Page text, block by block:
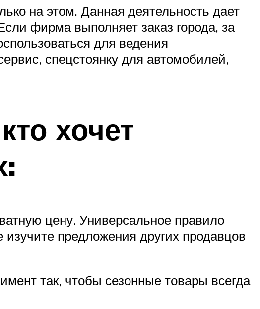
на этом. Данная деятельность дает
фирма выполняет заказ города, за
для ведения
спецстоянку для автомобилей,
хочет
цену. Универсальное правило
предложения других продавцов
так, чтобы сезонные товары всегда